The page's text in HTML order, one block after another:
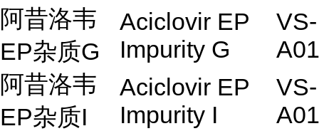
阿昔洛韦
EP杂质G
Aciclovir EP
Impurity G
VS-
阿昔洛韦
EP杂质I
Aciclovir EP
Impurity I
VS-